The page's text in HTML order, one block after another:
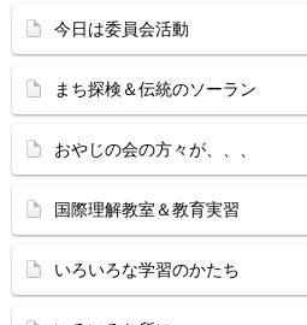
今日は委員会活動
まち探検＆伝統のソーラン
おやじの会の方々が、、、
国際理解教室＆教育実習
いろいろな学習のかたち